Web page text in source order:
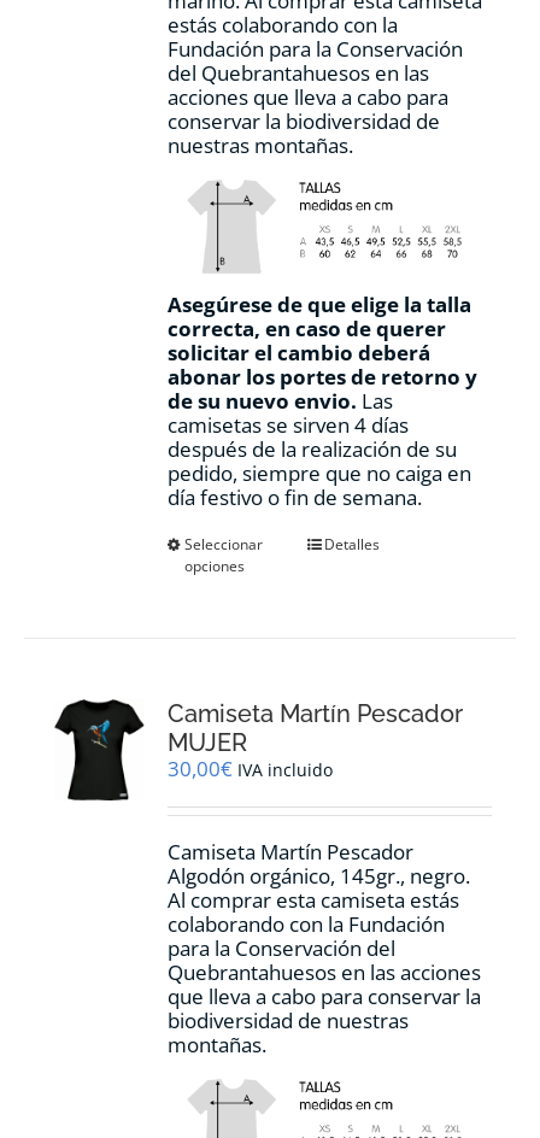
estás colaborando con la
Fundación para la Conservación
del Quebrantahuesos en las
acciones que lleva a cabo para
conservar la biodiversidad de
nuestras montañas.
Asegúrese de que elige la talla
correcta, en caso de querer
solicitar el cambio deberá
abonar los portes de retorno y
de su nuevo envio. Las
camisetas se sirven 4 días
después de la realización de su
pedido, siempre que no caiga en
día festivo o fin de semana.
Seleccionar
opciones
Este
se
elegir
la
de
producto
Detalles
Camiseta Martín Pescador
MUJER
30,00€ IVA incluido
Camiseta Martín Pescador
Algodón orgánico, 145gr., negro.
Al comprar esta camiseta estás
colaborando con la Fundación
para la Conservación del
Quebrantahuesos en las acciones
que lleva a cabo para conservar la
biodiversidad de nuestras
montañas.